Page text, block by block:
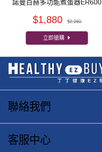
諾曼百赫多功能煮蛋器ER600
$1,880 $2,280
立即搶購
聯絡我們
客服中心